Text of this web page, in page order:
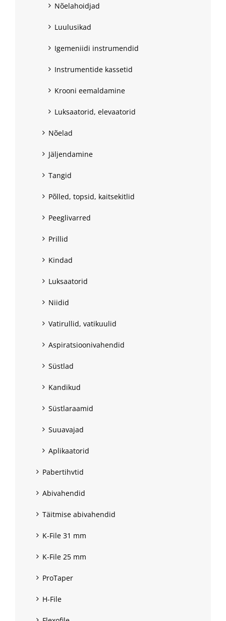
Nõelahoidjad
Luulusikad
Igemeniidi instrumendid
Instrumentide kassetid
Krooni eemaldamine
Luksaatorid, elevaatorid
Nõelad
Jäljendamine
Tangid
Põlled, topsid, kaitsekitlid
Peeglivarred
Prillid
Kindad
Luksaatorid
Niidid
Vatirullid, vatikuulid
Aspiratsioonivahendid
Süstlad
Kandikud
Süstlaraamid
Suuavajad
Aplikaatorid
Pabertihvtid
Abivahendid
Täitmise abivahendid
K-File 31 mm
K-File 25 mm
ProTaper
H-File